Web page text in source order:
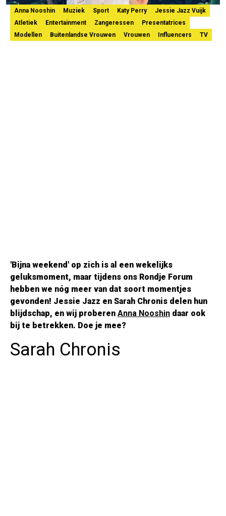
Anna Nooshin Muziek Sport Katy Perry
Jessie Jazz Vuijk
Atletiek
Entertainment Zangeressen
Presentatrices
Modellen
Buitenlandse Vrouwen Vrouwen Influencers TV
'Bijna weekend' op zich is al een wekelijks
geluksmoment, maar tijdens ons Rondje Forum
hebben we nóg meer van dat soort momentjes
gevonden! Jessie Jazz en Sarah Chronis delen hun
blijdschap, en wij proberen Anna Nooshin daar ook
bij te betrekken. Doe je mee?
Sarah Chronis